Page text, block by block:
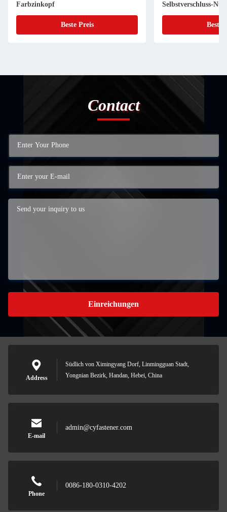
Farbzinkopf
Beste Preis
Selbstverschluss-Nuss
Beste
Contact
Einreichungen
Address
Südlich von Ximingyang Dorf, Linmingguan Stadt,
Yongnian Bezirk, Handan, Hebei, China
E-mail
admin@cyfastener.com
Phone
0086-180-0310-4202